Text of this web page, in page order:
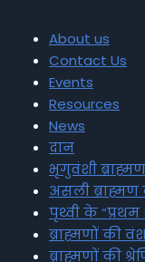
About us
Contact Us
Events
Resources
News
दान
भृगुवंशी
असली ब्राह्मण
पृथ्वी के “प्रथम
ब्राह्मणों की
ब्राह्मणों की